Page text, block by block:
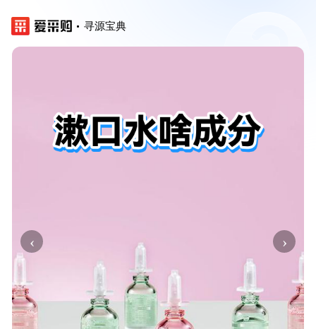
寻源宝典
‹ ›